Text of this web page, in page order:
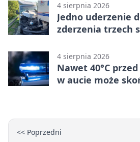
4 sierpnia 2026
Jedno uderzenie
zderzenia trzech
4 sierpnia 2026
Nawet 40°C
w aucie może
<< Poprzedni